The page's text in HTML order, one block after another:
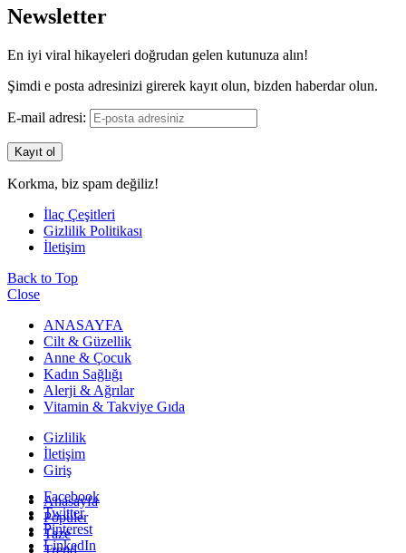
Newsletter
En iyi viral hikayeleri doğrudan gelen kutunuza alın!
Şimdi e posta adresinizi girerek kayıt olun, bizden haberdar olun.
E-mail adresi:
Korkma, biz spam değiliz!
İlaç Çeşitleri
Gizlilik Politikası
İletişim
Back to Top
Close
ANASAYFA
Cilt & Güzellik
Anne & Çocuk
Kadın Sağlığı
Alerji & Ağrılar
Vitamin & Takviye Gıda
Gizlilik
İletişim
Giriş
Anasayfa
Popüler
Taze
Trend
Facebook
Twitter
Pinterest
LinkedIn